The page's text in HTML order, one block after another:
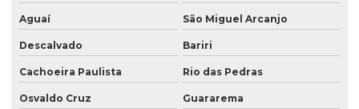
Aguaí São Miguel Arcanjo
Descalvado Bariri
Cachoeira Paulista Rio das Pedras
Osvaldo Cruz Guararema